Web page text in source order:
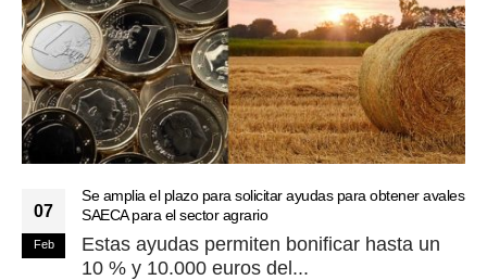
07
Feb
Se amplia el plazo para solicitar ayudas para obtener avales
SAECA para el sector agrario
Estas ayudas permiten bonificar hasta un
10 % y 10.000 euros del...